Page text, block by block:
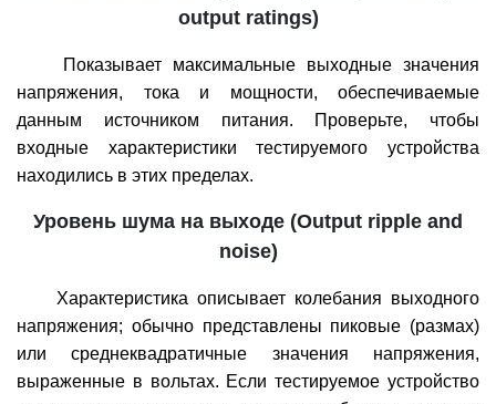
output ratings)
Показывает максимальные выходные значения
напряжения, тока и мощности, обеспечиваемые
данным источником питания. Проверьте, чтобы
входные характеристики тестируемого устройства
находились в этих пределах.
Уровень шума на выходе (Output ripple and
noise)
Характеристика описывает колебания выходного
напряжения; обычно представлены пиковые (размах)
или среднеквадратичные значения напряжения,
выраженные в вольтах. Если тестируемое устройство